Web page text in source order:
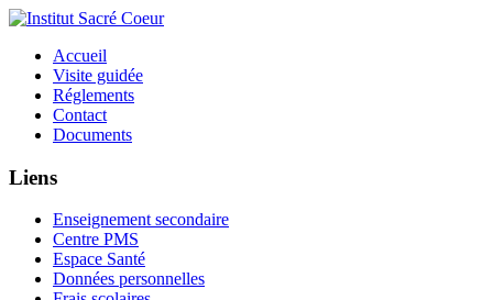
Accueil
Visite guidée
Réglements
Contact
Documents
Liens
Enseignement secondaire
Centre PMS
Espace Santé
Données personnelles